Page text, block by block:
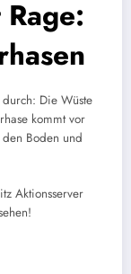
Die Wüste
kommt vor
Boden und
Aktionsserver